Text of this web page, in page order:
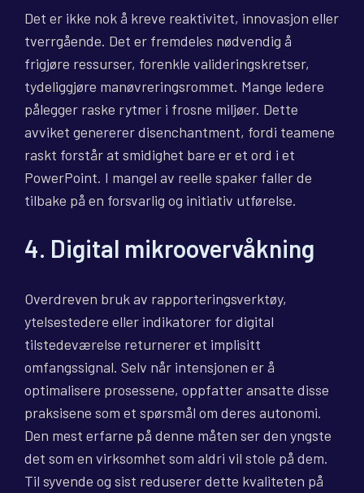
Det er ikke nok å kreve reaktivitet, innovasjon eller
tverrgående. Det er fremdeles nødvendig å
frigjøre ressurser, forenkle valideringskretser,
tydeliggjøre manøvreringsrommet. Mange ledere
pålegger raske rytmer i frosne miljøer. Dette
avviket genererer disenchantment, fordi teamene
raskt forstår at smidighet bare er et ord i et
PowerPoint. I mangel av reelle spaker faller de
tilbake på en forsvarlig og initiativ utførelse.
4. Digital mikroovervåkning
Overdreven bruk av rapporteringsverktøy,
ytelsestedere eller indikatorer for digital
tilstedeværelse returnerer et implisitt
omfangssignal. Selv når intensjonen er å
optimalisere prosessene, oppfatter ansatte disse
praksisene som et spørsmål om deres autonomi.
Den mest erfarne på denne måten ser den yngste
det som en virksomhet som aldri vil stole på dem.
Til syvende og sist reduserer dette kvaliteten på